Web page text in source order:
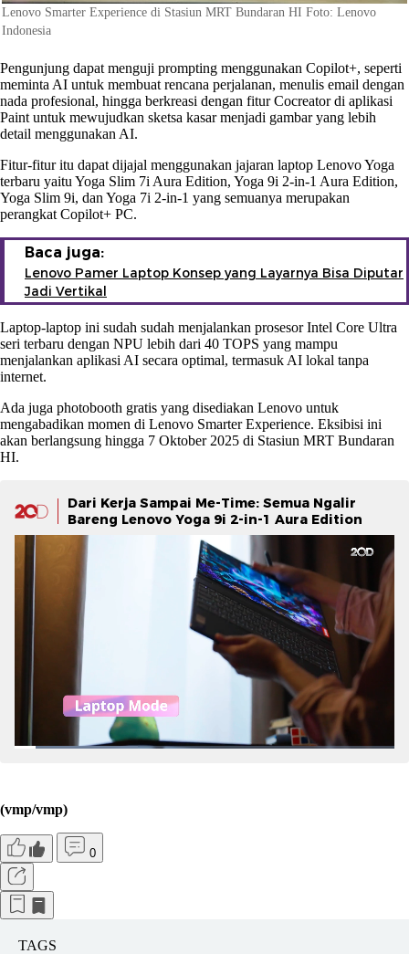
Lenovo Smarter Experience di Stasiun MRT Bundaran HI Foto: Lenovo
Indonesia
Pengunjung dapat menguji prompting menggunakan Copilot+, seperti
meminta AI untuk membuat rencana perjalanan, menulis email dengan
nada profesional, hingga berkreasi dengan fitur Cocreator di aplikasi
Paint untuk mewujudkan sketsa kasar menjadi gambar yang lebih
detail menggunakan AI.
Fitur-fitur itu dapat dijajal menggunakan jajaran laptop Lenovo Yoga
terbaru yaitu Yoga Slim 7i Aura Edition, Yoga 9i 2-in-1 Aura Edition,
Yoga Slim 9i, dan Yoga 7i 2-in-1 yang semuanya merupakan
perangkat Copilot+ PC.
Baca juga:
Lenovo Pamer Laptop Konsep yang Layarnya Bisa Diputar
Jadi Vertikal
Laptop-laptop ini sudah sudah menjalankan prosesor Intel Core Ultra
seri terbaru dengan NPU lebih dari 40 TOPS yang mampu
menjalankan aplikasi AI secara optimal, termasuk AI lokal tanpa
internet.
Ada juga photobooth gratis yang disediakan Lenovo untuk
mengabadikan momen di Lenovo Smarter Experience. Eksibisi ini
akan berlangsung hingga 7 Oktober 2025 di Stasiun MRT Bundaran
HI.
Dari Kerja Sampai Me-Time: Semua Ngalir
Bareng Lenovo Yoga 9i 2-in-1 Aura Edition
(vmp/vmp)
0
TAGS